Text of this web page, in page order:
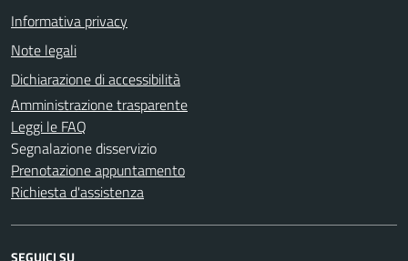
Informativa privacy
Note legali
Dichiarazione di accessibilità
Amministrazione trasparente
Leggi le FAQ
Segnalazione disservizio
Prenotazione appuntamento
Richiesta d'assistenza
SEGUICI SU